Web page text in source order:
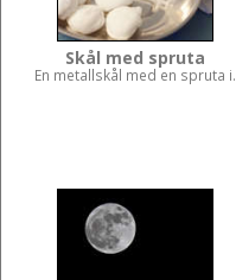
Skål med spruta
En metallskål med en spruta i.